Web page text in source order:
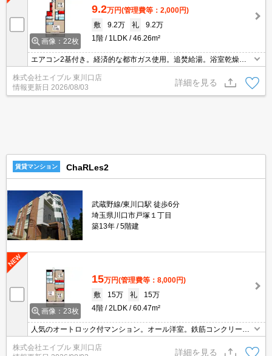
画像：22枚
9.2万円(管理費等：2,000円)
敷
9.2万 礼
9.2万
1階
1LDK 46.26m²
エアコン2基付き。経済的な都市ガス使用。追焚給湯。浴室乾燥機
付。カウンター式システムキッチン。TVインターホン付き。東川口
駅から徒歩5分。2路線利用できて通勤便利。
株式会社エイブル 東川口店
情報更新日 2026/08/03
詳細を見る
賃貸マンション ChaRLes2
武蔵野線/東川口駅 徒歩6分
埼玉県川口市戸塚１丁目
築13年
5階建
画像：23枚
15万円(管理費等：8,000円)
敷
15万 礼
15万
4階
2LDK 60.47m²
人気のオートロック付マンション。オール洋室。鉄筋コンクリート
造。経済的な都市ガス使用。内見予約受付中。契約開始日相談可。
当店のお薦め物件。
株式会社エイブル 東川口店
詳細を見る